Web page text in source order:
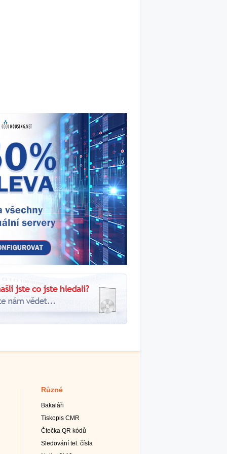
Různé
Bakaláři
Tiskopis CMR
Čtečka QR kódů
Sledování tel. čísla